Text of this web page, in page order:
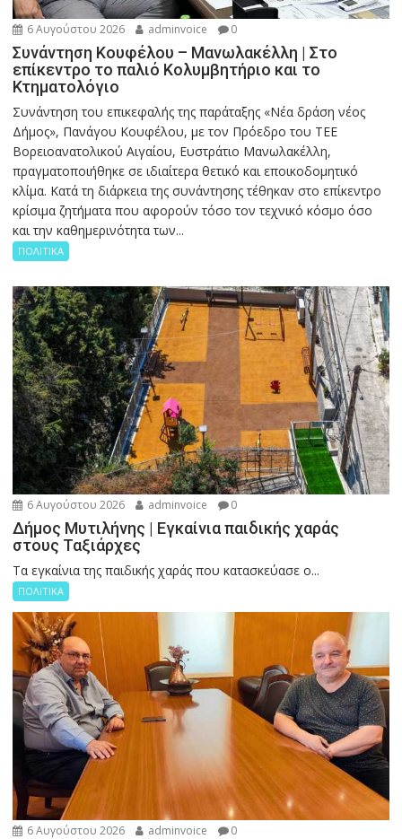
6 Αυγούστου 2026 adminvoice 0
Συνάντηση Κουφέλου – Μανωλακέλλη | Στο
επίκεντρο το παλιό Κολυμβητήριο και το
Κτηματολόγιο
Συνάντηση του επικεφαλής της παράταξης «Νέα δράση νέος
Δήμος», Πανάγου Κουφέλου, με τον Πρόεδρο του ΤΕΕ
Βορειοανατολικού Αιγαίου, Ευστράτιο Μανωλακέλλη,
πραγματοποιήθηκε σε ιδιαίτερα θετικό και εποικοδομητικό
κλίμα. Κατά τη διάρκεια της συνάντησης τέθηκαν στο επίκεντρο
κρίσιμα ζητήματα που αφορούν τόσο τον τεχνικό κόσμο όσο
και την καθημερινότητα των...
ΠΟΛΙΤΙΚΑ
6 Αυγούστου 2026 adminvoice 0
Δήμος Μυτιλήνης | Εγκαίνια παιδικής χαράς
στους Ταξιάρχες
Tα εγκαίνια της παιδικής χαράς που κατασκεύασε ο...
ΠΟΛΙΤΙΚΑ
6 Αυγούστου 2026 adminvoice 0